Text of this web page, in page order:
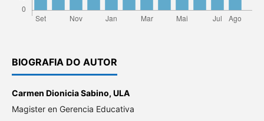
BIOGRAFIA DO AUTOR
Carmen Dionicia Sabino, ULA
Magister en Gerencia Educativa